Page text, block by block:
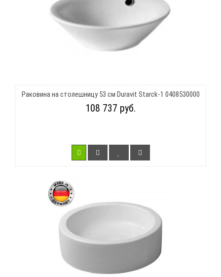
Раковина на столешницу 53 см Duravit Starck-1 0408530000
108 737 руб.